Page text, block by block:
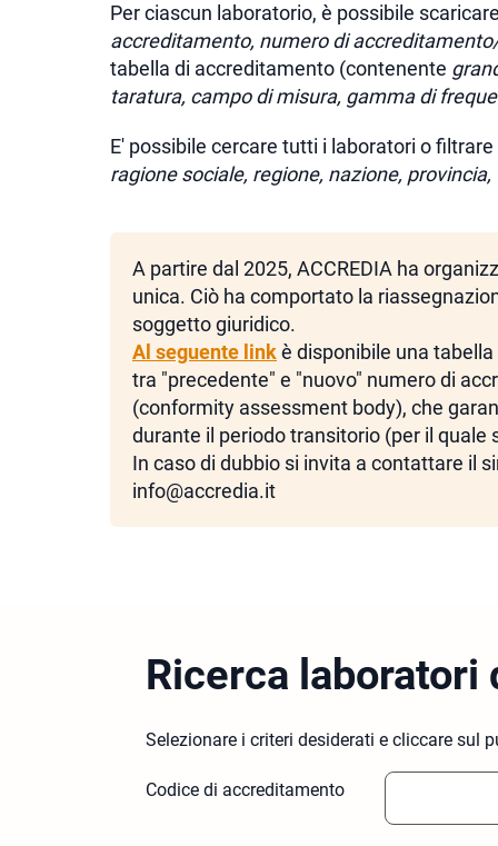
Per ciascun laboratorio, è possibile
accreditamento, numero di
tabella di accreditamento (contenente
taratura, campo di misura, gamma di
E' possibile cercare tutti i laboratori o
ragione sociale, regione, nazione,
A partire dal 2025, ACCREDIA ha
unica. Ciò ha comportato la
soggetto giuridico.
Al seguente linkè disponibile una
tra "precedente" e "nuovo" numero di
(conformity assessment body), che
durante il periodo transitorio (per il
In caso di dubbio si invita a contattare il
info@accredia.it
Ricerca laboratori
Selezionare i criteri desiderati e cliccare sul
Codice di accreditamento